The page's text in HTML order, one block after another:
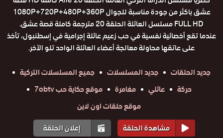
عشق باكثر من جودة مناسبة للجوال 1080P+720P+480P+360P
FULL HD مسلسل العائلة الحلقة 20 مترجمة كاملة قصة عشق.
عندما تقع أخصائية نفسية في حب زعيم عائلة إجرامية في إسطنبول، تأخذ
على عاتقها محاولة معالجة أعضاء العائلة الواحد تلو الآخر.
جديد الحلقات
جديد المسلسلات
جميع المسلسلات التركية
حركة
عائلي مغامرة
موقع حكاية حب 7obtv
موقع حلقات اون لاين
مشاهدة الحلقة
إعلان الحلقة